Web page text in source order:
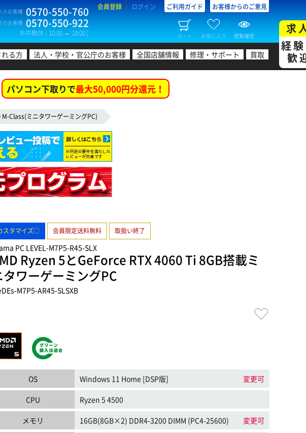
のお客様 0570-550-760
のお客様 0570-550-922
年中無休 ( 10:00 ～ 18:00 )
会員登録 ログイン ご利用ガイド お客様からのご意見
カート お気に入り 閲覧履歴
る方 法人・学校・官公庁のお客様 全国店舗情報 修理・サポート 買取
求
経
歓
パソコン下取りで最大50,000円分還元！
Class(ミニタワーゲーミングPC)
スタマイズ○ 会員限定送料無料 取扱い終了
PC LEVEL-M7P5-R45-SLX
Ryzen 5とGeForce RTX 4060 Ti 8GB搭載ミ
タワーゲーミングPC
M7P5-AR45-SLSXB
OS Windows 11 Home [DSP版] 変更可
CPU Ryzen 5 4500
メモリ 16GB(8GB×2) DDR4-3200 DIMM (PC4-25600) 変更可